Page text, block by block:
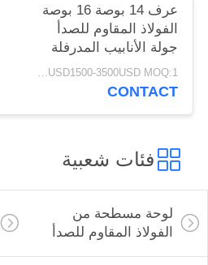
عرف 14 بوصة 16 بوصة
الفولاذ المقاوم للصدأ
جولة الأنابيب المدرفلة
على البارد الصف
الصناعية
USD1500-3500USD MOQ:1 طن
CONTACT
فئات شعبية
لوحة مسطحة من
الفولاذ المقاوم للصدأ